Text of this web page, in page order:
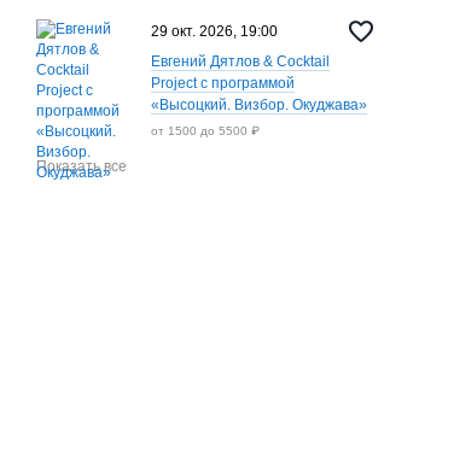
29 окт. 2026, 19:00
Евгений Дятлов & Cocktail
Project с программой
«Высоцкий. Визбор. Окуджава»
от 1500 до 5500 ₽
Показать все